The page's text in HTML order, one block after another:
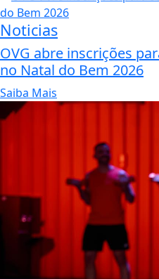
Noticias
OVG abre inscrições
no Natal do Bem 2026
Saiba Mais